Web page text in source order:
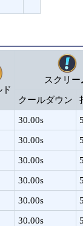
ド
スクリー
クールダウン
30.00s
30.00s
30.00s
30.00s
30.00s
30.00s